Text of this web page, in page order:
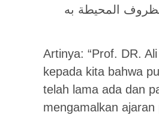
المحيطة به
Artinya: “Prof. DR.
kepada kita bahwa
telah lama ada dan
mengamalkan